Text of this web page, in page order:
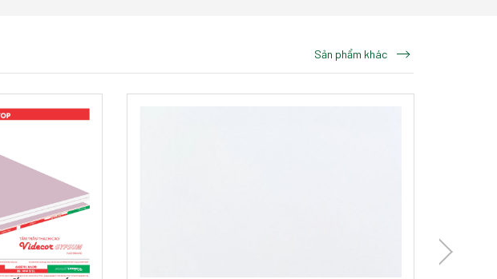
Sản phẩm khác